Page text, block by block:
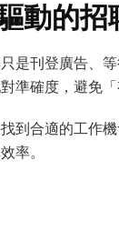
動的招
是刊登廣告、
準確度，避免
到合適的工作
率。